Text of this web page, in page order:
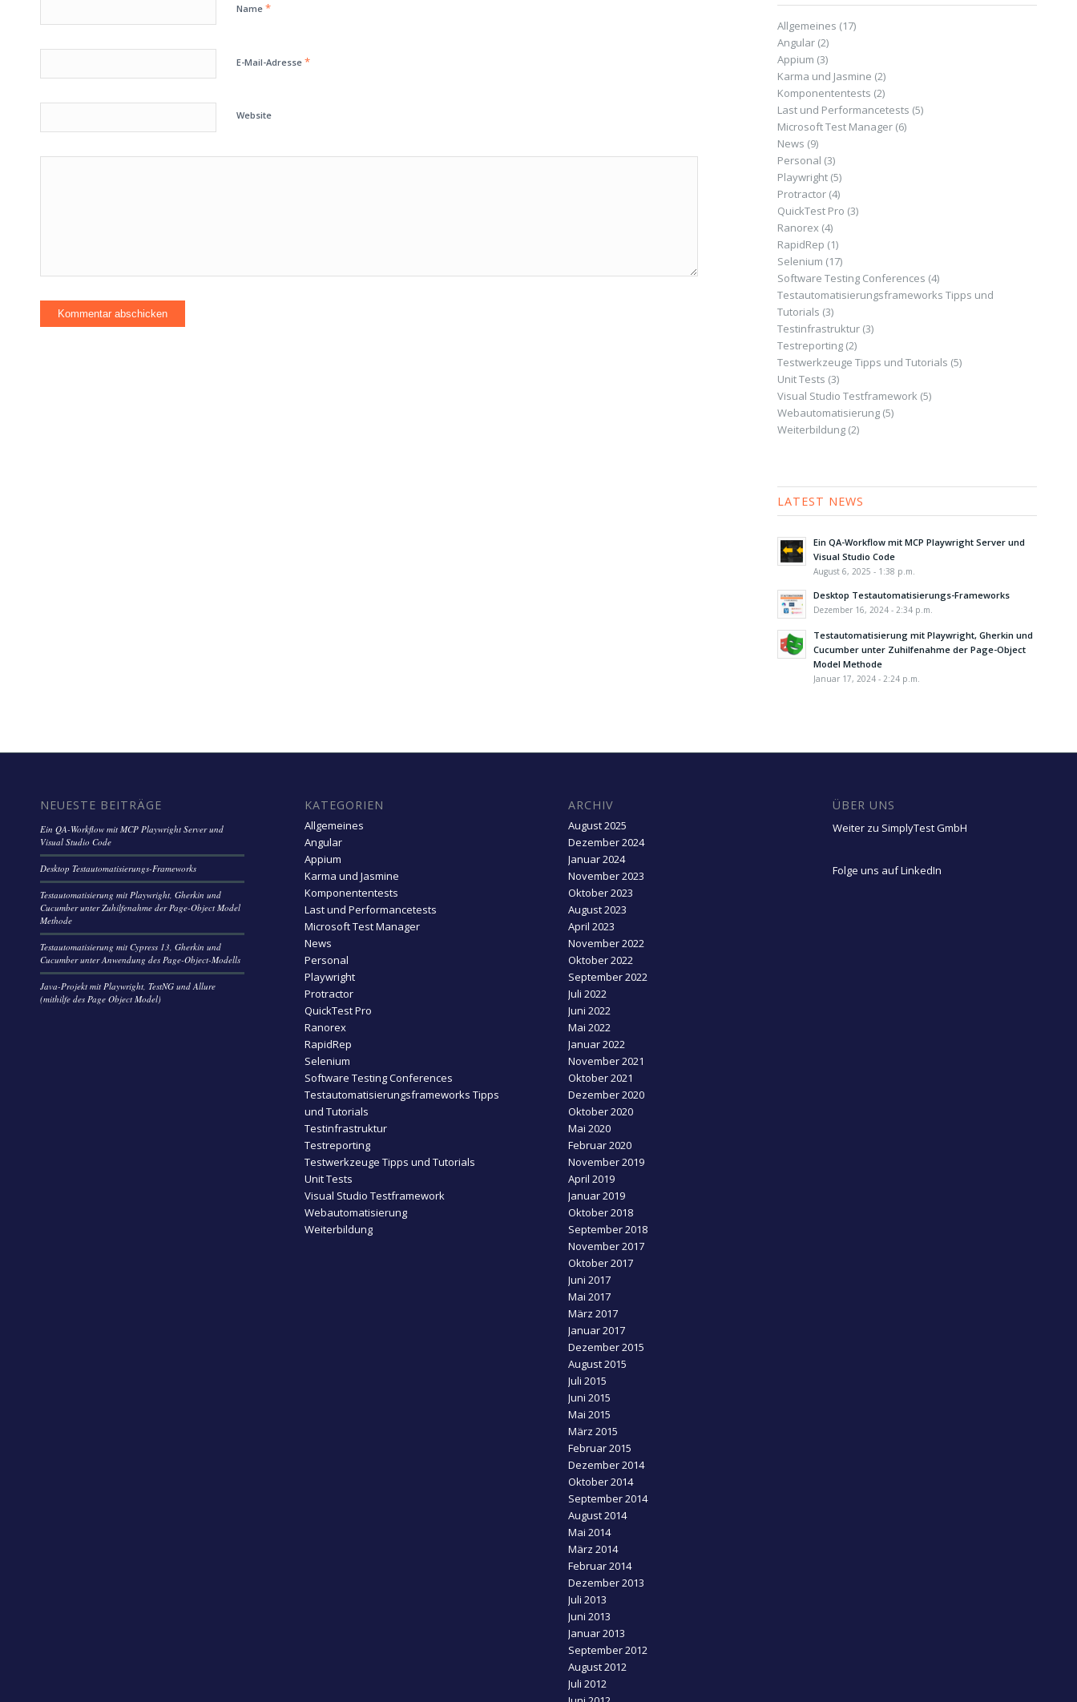
Name *
E-Mail-Adresse *
Website
Allgemeines (17)
Angular(2)
Appium (3)
Karma und Jasmine (2)
Komponententests (2)
Last und Performancetests (5)
Microsoft Test Manager(6)
News (9)
Personal (3)
Playwright(5)
Protractor(4)
QuickTest Pro (3)
Ranorex(4)
RapidRep (1)
Selenium (17)
Software Testing Conferences (4)
Testautomatisierungsframeworks Tipps und
Tutorials (3)
Testinfrastruktur(3)
Testreporting(2)
Testwerkzeuge Tipps und Tutorials (5)
Unit Tests (3)
Visual Studio Testframework (5)
Webautomatisierung(5)
Weiterbildung(2)
LATEST NEWS
Ein QA-Workflow mit MCP Playwright Server und
Visual Studio Code
August 6, 2025 - 1:38 p.m.
Desktop Testautomatisierungs-Frameworks
Dezember 16, 2024 - 2:34 p.m.
Testautomatisierung mit Playwright, Gherkin und
Cucumber unter Zuhilfenahme der Page-Object
Model Methode
Januar 17, 2024 - 2:24 p.m.
NEUESTE BEITRÄGE
Ein QA-Workflow mit MCP Playwright Server und
Visual Studio Code
Desktop Testautomatisierungs-Frameworks
Testautomatisierung mit Playwright, Gherkin und
Cucumber unter Zuhilfenahme der Page-Object Model
Methode
Testautomatisierung mit Cypress 13, Gherkin und
Cucumber unter Anwendung des Page-Object-Modells
Java-Projekt mit Playwright, TestNG und Allure
(mithilfe des Page Object Model)
KATEGORIEN
Allgemeines
Angular
Appium
Karma und Jasmine
Komponententests
Last und Performancetests
Microsoft Test Manager
News
Personal
Playwright
Protractor
QuickTest Pro
Ranorex
RapidRep
Selenium
Software Testing Conferences
Testautomatisierungsframeworks Tipps
und Tutorials
Testinfrastruktur
Testreporting
Testwerkzeuge Tipps und Tutorials
Unit Tests
Visual Studio Testframework
Webautomatisierung
Weiterbildung
ARCHIV
August 2025
Dezember 2024
Januar 2024
November 2023
Oktober 2023
August 2023
April 2023
November 2022
Oktober 2022
September 2022
Juli 2022
Juni 2022
Mai 2022
Januar 2022
November 2021
Oktober 2021
Dezember 2020
Oktober 2020
Mai 2020
Februar 2020
November 2019
April 2019
Januar 2019
Oktober 2018
September 2018
November 2017
Oktober 2017
Juni 2017
Mai 2017
März 2017
Januar 2017
Dezember 2015
August 2015
Juli 2015
Juni 2015
Mai 2015
März 2015
Februar 2015
Dezember 2014
Oktober 2014
September 2014
August 2014
Mai 2014
März 2014
Februar 2014
Dezember 2013
Juli 2013
Juni 2013
Januar 2013
September 2012
August 2012
Juli 2012
ÜBER UNS
Weiter zu SimplyTest GmbH
Folge uns auf LinkedIn